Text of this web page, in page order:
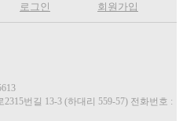
로그인 회원가입
번길 13-3 (하대리 559-57) 전화번호 :